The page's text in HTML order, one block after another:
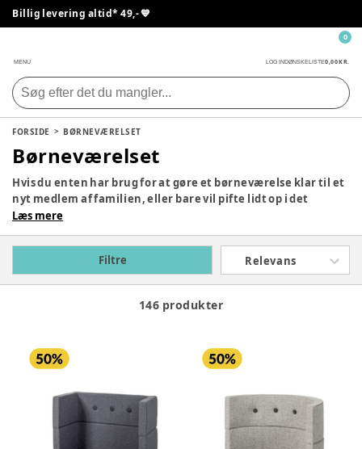
Billig levering altid* 49,- 💙
MENU LOG INDØNSKELISTE0,00 KR.
0
FORSIDE BØRNEVÆRELSET
Børneværelset
Hvis du enten har brug for at gøre et børneværelse klar til et
nyt medlem af familien, eller bare vil pifte lidt op i det
nuværende - så bare kig nærmere her. Vi har et stort
tæpper, lamper og en masse andet dekoration, der kan give
liv til børneværelset.
Læs mere
Filtre Relevans
146 produkter